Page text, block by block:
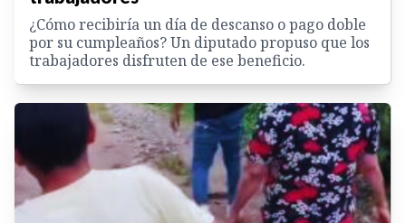
¿Cómo recibiría un día de descanso o pago doble
por su cumpleaños? Un diputado propuso que los
trabajadores disfruten de ese beneficio.